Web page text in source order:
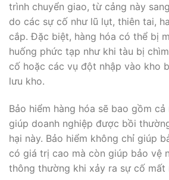
trình chuyển giao, từ cảng này
do các sự cố như lũ lụt, thiên tai,
cắp. Đặc biệt, hàng hóa có thể bị
huống phức tạp như khi tàu bị
cố hoặc các vụ đột nhập vào kho
lưu kho.
Bảo hiểm hàng hóa sẽ bao gồm
giúp doanh nghiệp được bồi
hại này. Bảo hiểm không chỉ giúp
có giá trị cao mà còn giúp bảo vệ
thông thường khi xảy ra sự cố mất